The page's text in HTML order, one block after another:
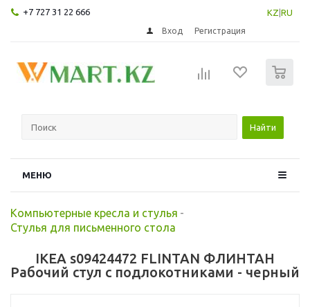
+7 727 31 22 666 KZ RU
Вход Регистрация
Найти
МЕНЮ
Компьютерные кресла и стулья -
Стулья для письменного стола
IKEA s09424472 FLINTAN ФЛИНТАН
Рабочий стул с подлокотниками - черный